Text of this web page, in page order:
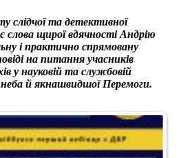
слідчої та детективної
слова щирої вдячності Андрію
і практично спрямовану
на питання учасників
у науковій та службовій
неба й якнашвидшої Перемоги.